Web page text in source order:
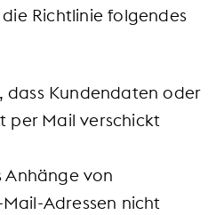
Richtlinie folgendes
dass Kundendaten oder
per Mail verschickt
Anhänge von
Adressen nicht